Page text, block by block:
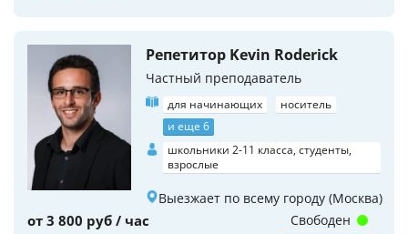
Репетитор Kevin Roderick
Частный преподаватель
для начинающих
носитель
и еще 6
школьники 2-11 класса, студенты,
взрослые
Выезжает по всему городу (Москва)
от 3 800 руб / час Свободен